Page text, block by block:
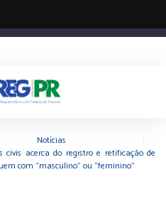
Notícias
civis acerca do registro e retificação de
com “masculino” ou “feminino”